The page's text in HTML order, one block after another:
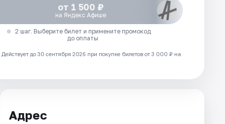
от 1 500 ₽
на Яндекс Афише
2 шаг. Выберите билет и примените промокод
до оплаты
Действует до 30 сентября 2026 при покупке билетов от 3 000 ₽ на
Адрес